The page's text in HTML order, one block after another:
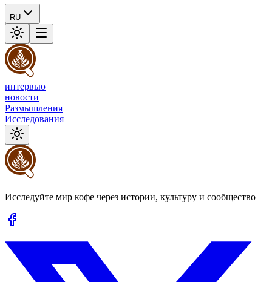
RU
интервью
новости
Размышления
Исследования
Исследуйте мир кофе через истории, культуру и сообщество